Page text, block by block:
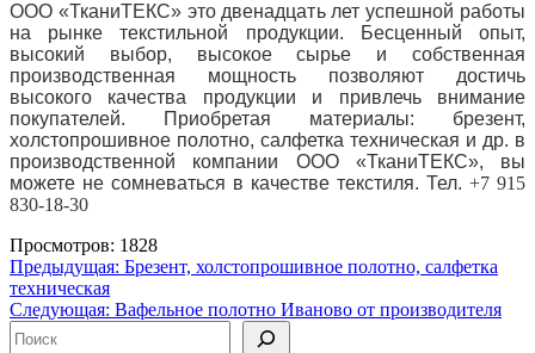
ООО «ТканиТЕКС» это двенадцать лет успешной работы
на рынке текстильной продукции.
Бесценный опыт,
высокий выбор, высокое сырье и собственная
производственная мощность позволяют достичь
высокого качества продукции и привлечь внимание
покупателей.
Приобретая материалы: брезент,
холстопрошивное полотно, салфетка техническая и др. в
производственной компании ООО «ТканиТЕКС», вы
можете не сомневаться в качестве текстиля. Тел. +7 915
830-18-30
Просмотров: 1828
Навигация
по
записям
Предыдущая: Брезент, холстопрошивное полотно, салфетка
техническая
Следующая: Вафельное полотно Иваново от производителя
Поиск